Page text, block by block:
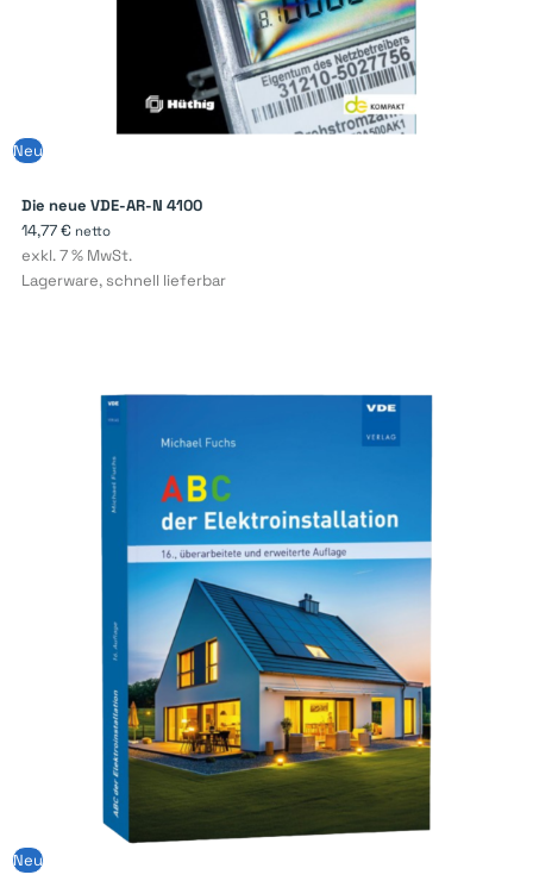
Neu
Die neue VDE-AR-N 4100
14,77€ netto
exkl. 7 % MwSt.
Lagerware, schnell lieferbar
Neu